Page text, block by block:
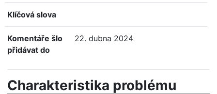
Klíčová slova
Komentáře šlo
přidávat do
22. dubna 2024
Charakteristika problému